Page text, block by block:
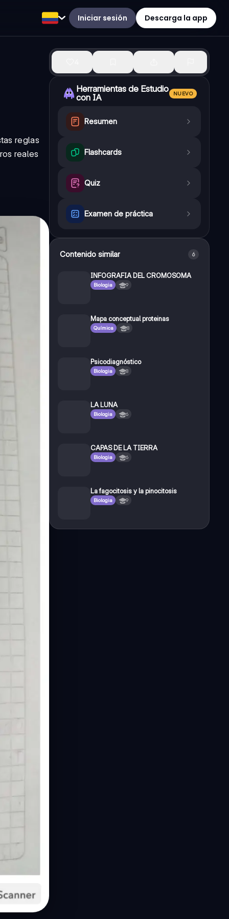
Iniciar sesión Descarga la app
reglas
reales
Herramientas de Estudio
con IA
NUEVO
Resumen
Flashcards
Quiz
Examen de práctica
Contenido similar 6
INFOGRAFIA DEL CROMOSOMA
Biologia 9
Mapa conceptual proteinas
Química 8
Psicodiagnóstico
Biologia 8
LA LUNA
Biologia 6
CAPAS DE LA TIERRA
Biologia 6
La fagocitosis y la pinocitosis
Biologia 9